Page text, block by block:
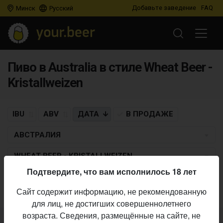
Минск Русский Добавьте заведение FAQ
Пиво в Australia в стиле Wheat Beer -
Kristallweizen
IBU ABV ДАТА В ПРОДАЖЕ
АВСТРАЛИЯ
WHEAT BEER - KRISTALLWEIZEN
Пиво по заданным критериям не найдено
Подтвердите, что вам исполнилось 18 лет
Сайт содержит информацию, не рекомендованную
для лиц, не достигших совершеннолетнего
возраста. Сведения, размещённые на сайте, не